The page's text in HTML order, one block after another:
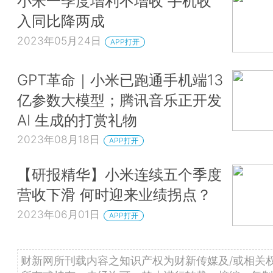
入同比降两成
2023年05月24日 APP打开
GPT革命｜小米已跑通手机端13
亿参数大模型；腾讯音乐正开发
AI 生成的打赏礼物
2023年08月18日 APP打开
【研报精华】小米连续五个季度
营收下滑 何时迎来业绩拐点？
2023年06月01日 APP打开
财新网所刊载内容之知识产权为财新传媒及/或相关